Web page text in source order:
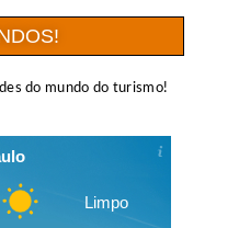
do mundo do turismo!
Limpo